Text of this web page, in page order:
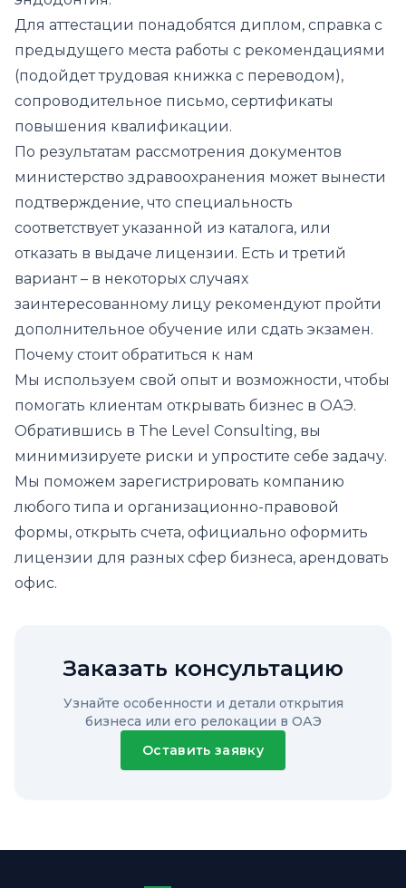
Для аттестации понадобятся диплом, справка с
предыдущего места работы с рекомендациями
(подойдет трудовая книжка с переводом),
сопроводительное письмо, сертификаты
повышения квалификации.
По результатам рассмотрения документов
министерство здравоохранения может вынести
подтверждение, что специальность
соответствует указанной из каталога, или
отказать в выдаче лицензии. Есть и третий
вариант – в некоторых случаях
заинтересованному лицу рекомендуют пройти
дополнительное обучение или сдать экзамен.
Почему стоит обратиться к нам
Мы используем свой опыт и возможности, чтобы
помогать клиентам открывать бизнес в ОАЭ.
Обратившись в The Level Consulting, вы
минимизируете риски и упростите себе задачу.
Мы поможем зарегистрировать компанию
любого типа и организационно-правовой
формы, открыть счета, официально оформить
лицензии для разных сфер бизнеса, арендовать
офис.
Заказать консультацию
Узнайте особенности и детали открытия
бизнеса или его релокации в ОАЭ
Оставить заявку